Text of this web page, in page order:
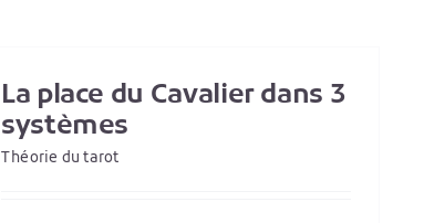
La place du Cavalier dans 3
systèmes
Théorie du tarot